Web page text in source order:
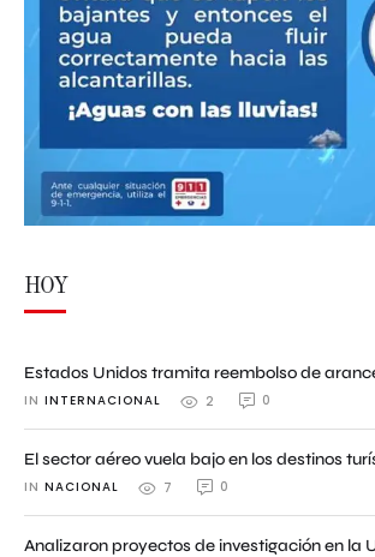
HOY
Estados Unidos tramita reembolso de
IN INTERNACIONAL 2 0
El sector aéreo vuela bajo en los destinos
IN NACIONAL 7 0
Analizaron proyectos de investigación en la